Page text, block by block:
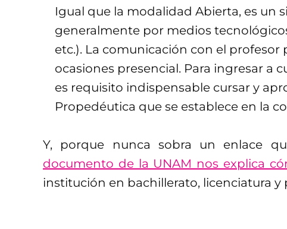
Igual que la modalidad Abierta, es un
generalmente por medios
etc.). La comunicación con el profesor
ocasiones presencial. Para ingresar a
es requisito indispensable cursar y
Propedéutica que se establece en la
Y, porque nunca sobra un enlace
documento de la UNAM nos explica
institución en bachillerato, licenciatura y